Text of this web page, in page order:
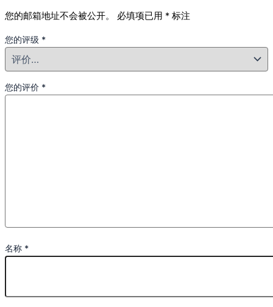
您的邮箱地址不会被公开。 必填项已用 * 标注
您的评级 *
您的评价 *
名称 *